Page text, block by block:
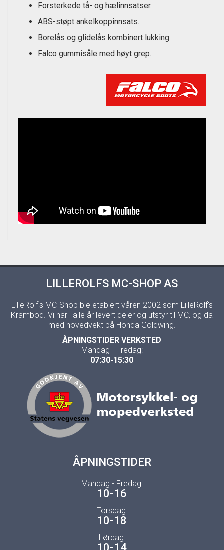
Forsterkede tå- og hælinnsatser.
ABS-støpt ankelkoppinnsats.
Borelås og glidelås kombinert lukking.
Falco gummisåle med høyt grep.
LILLEROLFS MC-SHOP AS
LilleRolf's MC-Shop ble etablert våren 2002 som LilleRolf's
Krambod. Vi har i alle år levert deler og utstyr til MC, og da
med hovedvekt på Honda Goldwing.
ÅPNINGSTIDER VERKSTED
Mandag - Fredag:
07:30-15:30
ÅPNINGSTIDER
Mandag - Fredag:
10-16
Torsdag:
10-18
Lørdag:
10-14